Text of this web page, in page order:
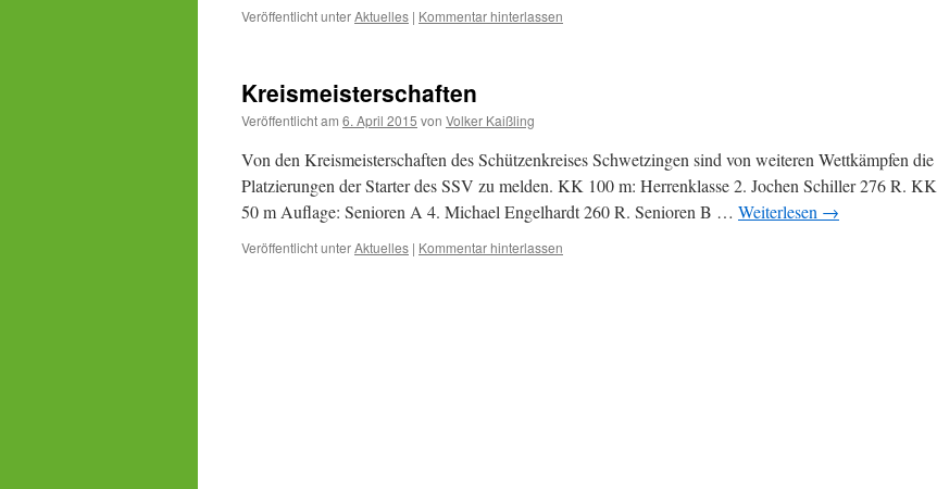
Veröffentlicht unterAktuelles | Kommentar hinterlassen
Kreismeisterschaften
Veröffentlicht am 6. April 2015 von Volker Kaißling
Von den Kreismeisterschaften des Schützenkreises Schwetzingen sind von weiteren Wettkämpfen die
Platzierungen der Starter des SSV zu melden. KK 100 m: Herrenklasse 2. Jochen Schiller 276 R. KK
50 m Auflage: Senioren A 4. Michael Engelhardt 260 R. Senioren B … Weiterlesen →
Veröffentlicht unterAktuelles | Kommentar hinterlassen